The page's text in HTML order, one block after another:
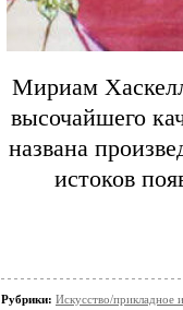
Мириам
высочайшего
названа
истоков
Рубрики: Искусство/прикладное